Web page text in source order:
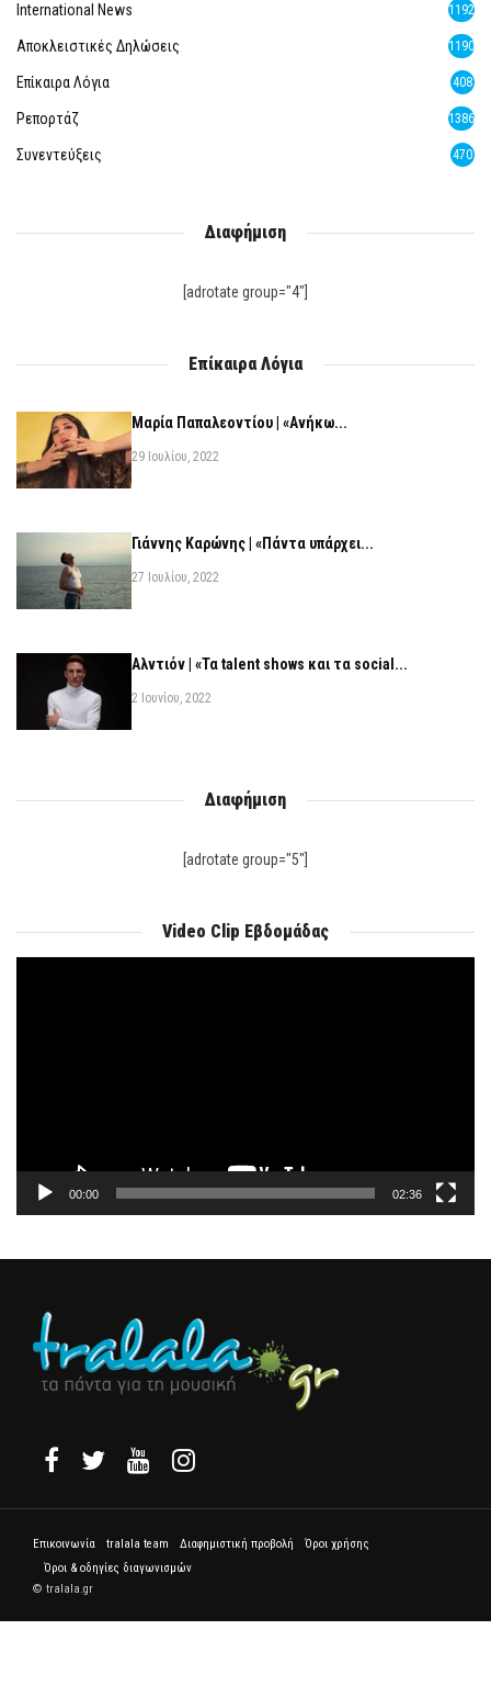
International News 1192
Αποκλειστικές Δηλώσεις 1190
Επίκαιρα Λόγια 408
Ρεπορτάζ 1386
Συνεντεύξεις 470
Διαφήμιση
[adrotate group="4"]
Επίκαιρα Λόγια
Μαρία Παπαλεοντίου | «Ανήκω...
29 Ιουλίου, 2022
Γιάννης Καρώνης | «Πάντα υπάρχει...
27 Ιουλίου, 2022
Αλντιόν | «Τα talent shows και τα social...
2 Ιουνίου, 2022
Διαφήμιση
[adrotate group="5"]
Video Clip Εβδομάδας
00:00 02:36
Επικοινωνία tralala team Διαφημιστική προβολή
Όροι χρήσης
Όροι & οδηγίες διαγωνισμών
© tralala.gr